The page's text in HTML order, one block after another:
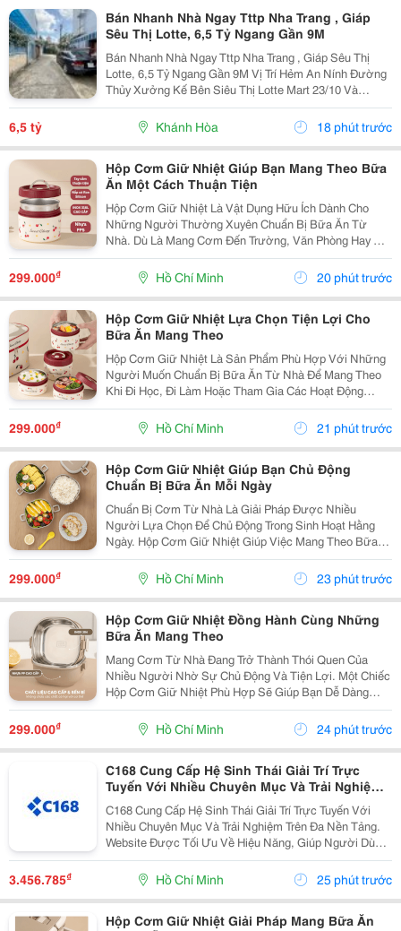
Bán Nhanh Nhà Ngay Tttp Nha Trang , Giáp
Sêu Thị Lotte, 6,5 Tỷ Ngang Gần 9M
Bán Nhanh Nhà Ngay Tttp Nha Trang , Giáp Sêu Thị
Lotte, 6,5 Tỷ Ngang Gần 9M Vị Trí Hẻm An Nính Đường
Thủy Xưởng Kế Bên Siêu Thị Lotte Mart 23/10 Và
Trường Phan Sào Nam. Cách Mặt Đường 23/10 Chỉ
100M. Chợ Và Trường Học Các Cấp Ngay Gần Bên
6,5 tỷ Khánh Hòa 18 phút trước
Hộp Cơm Giữ Nhiệt Giúp Bạn Mang Theo Bữa
Ăn Một Cách Thuận Tiện
Hộp Cơm Giữ Nhiệt Là Vật Dụng Hữu Ích Dành Cho
Những Người Thường Xuyên Chuẩn Bị Bữa Ăn Từ
Nhà. Dù Là Mang Cơm Đến Trường, Văn Phòng Hay Sử
Dụng Trong Các Chuyến Đi, Sản Phẩm Đều Mang Lại Sự
Thuận Tiện Và Giúp Bạn Chủ Động Hơn Trong Việc Sắp
Xếp Bữa...
299.000₫ Hồ Chí Minh 20 phút trước
Hộp Cơm Giữ Nhiệt Lựa Chọn Tiện Lợi Cho
Bữa Ăn Mang Theo
Hộp Cơm Giữ Nhiệt Là Sản Phẩm Phù Hợp Với Những
Người Muốn Chuẩn Bị Bữa Ăn Từ Nhà Để Mang Theo
Khi Đi Học, Đi Làm Hoặc Tham Gia Các Hoạt Động
Ngoài Trời. Với Thiết Kế Tiện Dụng, Sản Phẩm Giúp
Việc Mang Cơm Trở Nên Gọn Gàng Và Thuận Tiện Hơn
Trong...
299.000₫ Hồ Chí Minh 21 phút trước
Hộp Cơm Giữ Nhiệt Giúp Bạn Chủ Động
Chuẩn Bị Bữa Ăn Mỗi Ngày
Chuẩn Bị Cơm Từ Nhà Là Giải Pháp Được Nhiều
Người Lựa Chọn Để Chủ Động Trong Sinh Hoạt Hằng
Ngày. Hộp Cơm Giữ Nhiệt Giúp Việc Mang Theo Bữa
Ăn Trở Nên Thuận Tiện Hơn, Phù Hợp Cho Học Sinh,
Sinh Viên, Nhân Viên Văn Phòng Và Những Người
Thường Xuyên Di...
299.000₫ Hồ Chí Minh 23 phút trước
Hộp Cơm Giữ Nhiệt Đồng Hành Cùng Những
Bữa Ăn Mang Theo
Mang Cơm Từ Nhà Đang Trở Thành Thói Quen Của
Nhiều Người Nhờ Sự Chủ Động Và Tiện Lợi. Một Chiếc
Hộp Cơm Giữ Nhiệt Phù Hợp Sẽ Giúp Bạn Dễ Dàng
Chuẩn Bị Bữa Ăn Để Mang Đến Trường, Văn Phòng
Hoặc Sử Dụng Trong Những Chuyến Đi Mà Không Mất
Nhiều Thời...
299.000₫ Hồ Chí Minh 24 phút trước
C168 Cung Cấp Hệ Sinh Thái Giải Trí Trực
Tuyến Với Nhiều Chuyên Mục Và Trải Nghiệm
Trên Đa Nền Tảng. Website Được Tối Ưu Về
Hiệu Năng, Giúp Người Dùng Truy Cập Nhanh
Chóng Và Thuận Tiện.
C168 Cung Cấp Hệ Sinh Thái Giải Trí Trực Tuyến Với
Nhiều Chuyên Mục Và Trải Nghiệm Trên Đa Nền Tảng.
Website Được Tối Ưu Về Hiệu Năng, Giúp Người Dùng
Truy Cập Nhanh Chóng Và Thuận Tiện.
3.456.785₫ Hồ Chí Minh 25 phút trước
Hộp Cơm Giữ Nhiệt Giải Pháp Mang Bữa Ăn